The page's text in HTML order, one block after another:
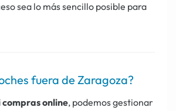
sea lo más sencillo posible para
fuera de Zaragoza?
compras online, podemos gestionar